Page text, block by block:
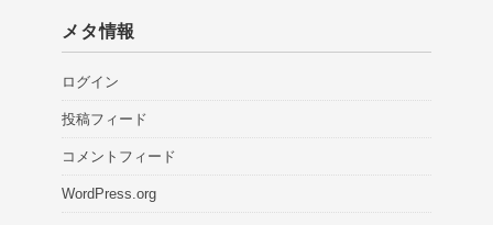
メタ情報
ログイン
投稿フィード
コメントフィード
WordPress.org